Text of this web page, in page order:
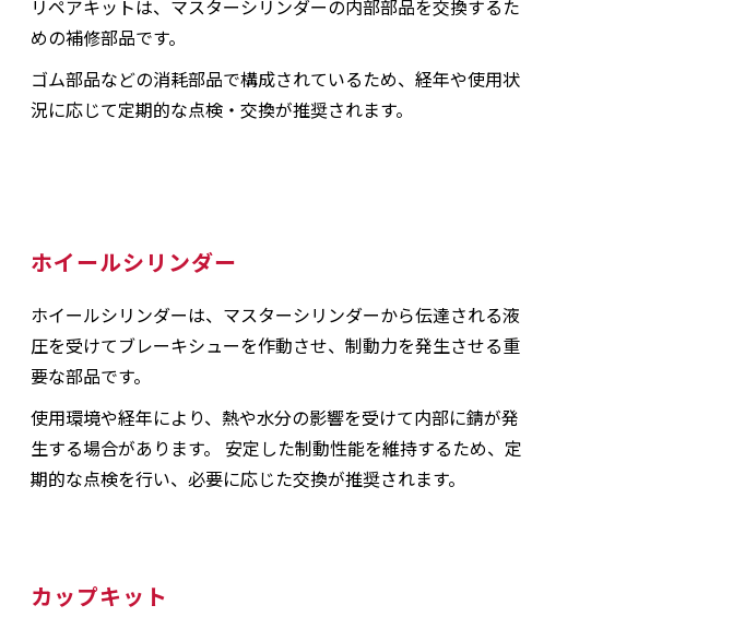
リペアキットは、マスターシリンダーの内部部品を交換するた
めの補修部品です。
ゴム部品などの消耗部品で構成されているため、経年や使用状
況に応じて定期的な点検・交換が推奨されます。
ホイールシリンダー
ホイールシリンダーは、マスターシリンダーから伝達される液
圧を受けてブレーキシューを作動させ、制動力を発生させる重
要な部品です。
使用環境や経年により、熱や水分の影響を受けて内部に錆が発
生する場合があります。 安定した制動性能を維持するため、定
期的な点検を行い、必要に応じた交換が推奨されます。
カップキット